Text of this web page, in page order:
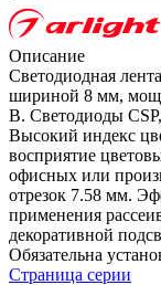
Описание
Светодиодная
шириной 8 мм,
В. Светодиоды
Высокий индекс
восприятие
офисных или
отрезок 7.58 мм.
применения
декоративной
Обязательна
Страница серии